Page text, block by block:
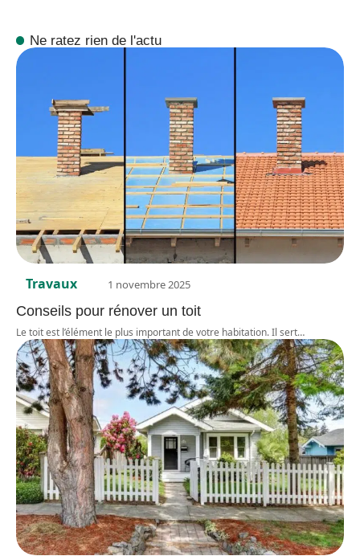
Ne ratez rien de l'actu
Travaux 1 novembre 2025
Conseils pour rénover un toit
Le toit est l’élément le plus important de votre habitation. Il sert…